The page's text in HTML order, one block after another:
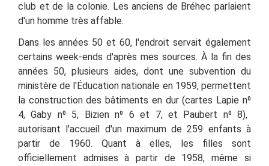
club et de la colonie. Les anciens de Bréhec parlaient
d'un homme très affable.
Dans les années 50 et 60, l'endroit servait également
certains week-ends d'après mes sources. À la fin des
années 50, plusieurs aides, dont une subvention du
ministère de l'Éducation nationale en 1959, permettent
la construction des bâtiments en dur (cartes Lapie n⁰
4, Gaby n⁰ 5, Bizienn⁰ 6 et 7, et Paubert n⁰ 8),
autorisant l'accueil d'un maximum de 259 enfants à
partir de 1960. Quant à elles, les filles sont
officiellement admises à partir de 1958, même si